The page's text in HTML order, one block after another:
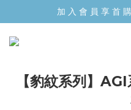
加 入 會 員 享 首
【豹紋系列】